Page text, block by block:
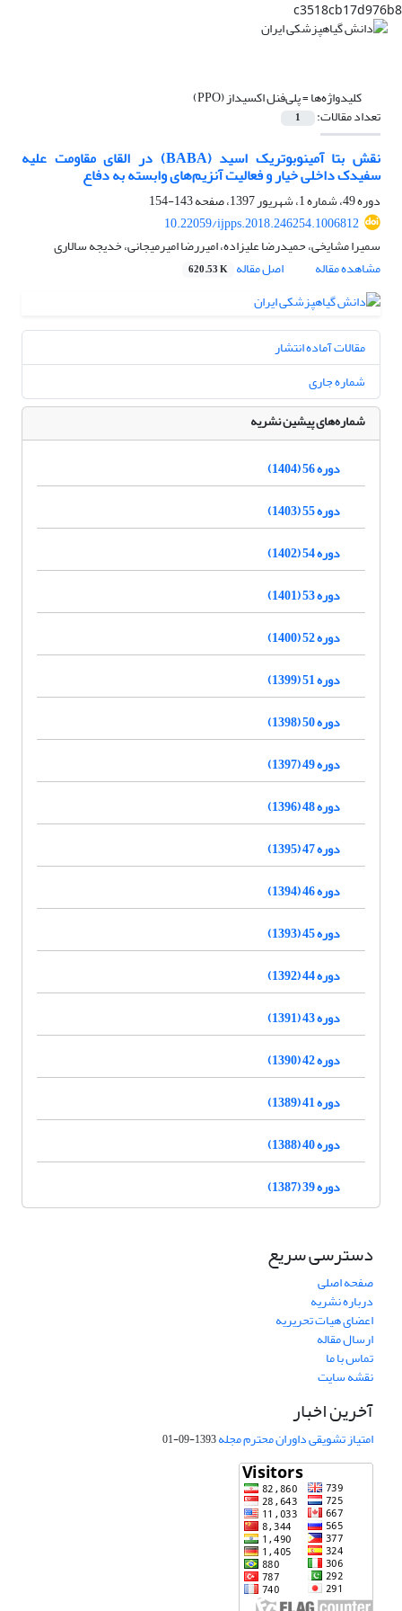
c3518cb17d976b8
کلیدواژه‌ها =پلی‌فنل اکسیداز (PPO)
تعداد مقالات: 1
نقش بتا آمینوبوتریک اسید (BABA) در القای مقاومت علیه
سفیدک داخلی خیار و فعالیت آنزیم‌های وابسته به دفاع
دوره 49، شماره 1، شهریور 1397، صفحه
143-154
10.22059/ijpps.2018.246254.1006812
سمیرا مشایخی، حمیدرضا علیزاده، امیررضا امیرمیجانی، خدیجه سالاری
مشاهده مقاله
اصل مقاله 620.53 K
مقالات آماده انتشار
شماره جاری
شماره‌های پیشین نشریه
دوره 56 (1404)
دوره 55 (1403)
دوره 54 (1402)
دوره 53 (1401)
دوره 52 (1400)
دوره 51 (1399)
دوره 50 (1398)
دوره 49 (1397)
دوره 48 (1396)
دوره 47 (1395)
دوره 46 (1394)
دوره 45 (1393)
دوره 44 (1392)
دوره 43 (1391)
دوره 42 (1390)
دوره 41 (1389)
دوره 40 (1388)
دوره 39 (1387)
دسترسی سریع
صفحه اصلی
درباره نشریه
اعضای هیات تحریریه
ارسال مقاله
تماس با ما
نقشه سایت
آخرین اخبار
امتیاز تشویقی داوران محترم مجله1393-09-01